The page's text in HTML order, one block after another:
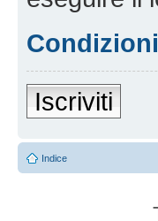
Iscriviti
Indice